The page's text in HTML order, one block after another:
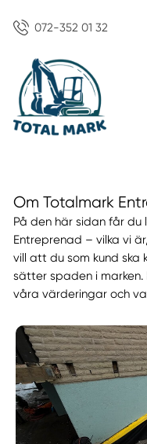
072-352 01 32
Om Totalmark
På den här sidan får du
Entreprenad – vilka vi
vill att du som kund ska
sätter spaden i
våra värderingar och